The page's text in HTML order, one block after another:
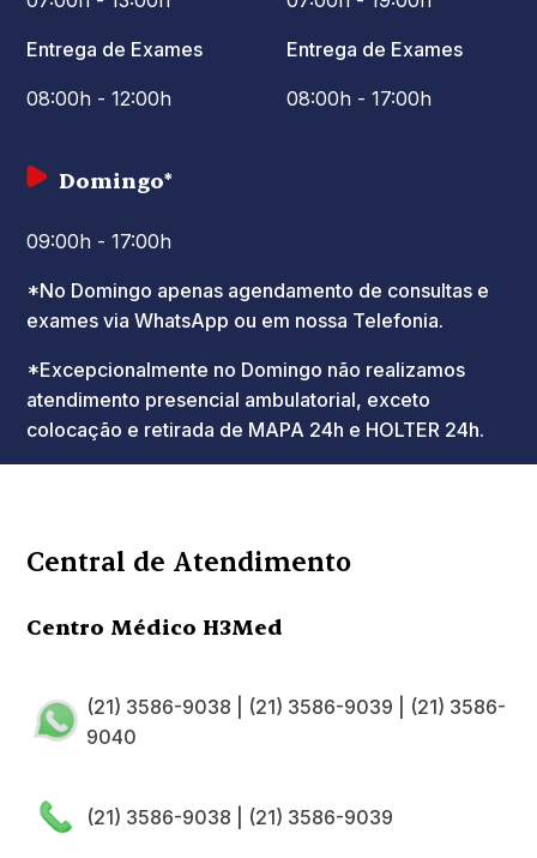
Entrega de Exames
08:00h - 17:00h
Entrega de Exames
08:00h - 12:00h
Domingo*
09:00h - 17:00h
*No Domingo apenas agendamento de consultas e
exames via WhatsApp ou em nossa Telefonia.
*Excepcionalmente no Domingo não realizamos
atendimento presencial ambulatorial, exceto
colocação e retirada de MAPA 24h e HOLTER 24h.
Central de Atendimento
Centro Médico H3Med
(21) 3586-9038 (21) 3586-9039
(21) 3586-
9040
(21) 3586-9038 (21) 3586-9039